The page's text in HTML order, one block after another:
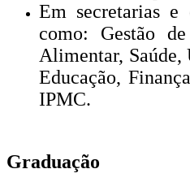
Em secretarias e
como: Gestão de
Alimentar, Saúde,
Educação,
IPMC.
Graduação